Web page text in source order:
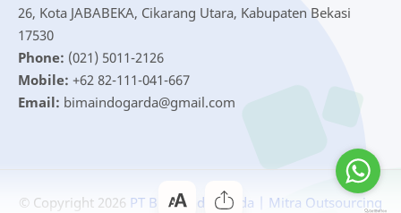
26, Kota JABABEKA, Cikarang Utara, Kabupaten Bekasi
17530
Phone: (021) 5011-2126
Mobile: +62 82-111-041-667
Email: bimaindogarda@gmail.com
© Copyright 2026 PT Bima Indo Garda | Mitra Outsourcing